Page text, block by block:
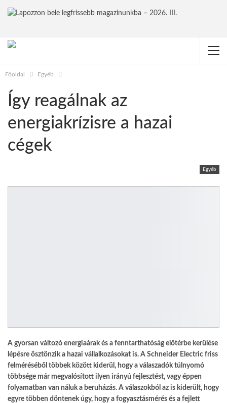
Főoldal Egyéb
Így reagálnak az
energiakrízisre a hazai
cégek
Egyéb
A gyorsan változó energiaárak és a fenntarthatóság előtérbe kerülése
lépésre ösztönzik a hazai vállalkozásokat is. A Schneider Electric friss
felméréséből többek között kiderül, hogy a válaszadók túlnyomó
többsége már megvalósított ilyen irányú fejlesztést, vagy éppen
folyamatban van náluk a beruházás. A válaszokból az is kiderült, hogy
egyre többen döntenek úgy, hogy a fogyasztásmérés és a fejlett